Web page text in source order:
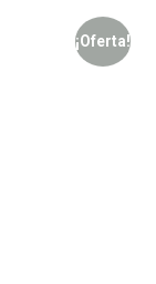
¡Oferta!